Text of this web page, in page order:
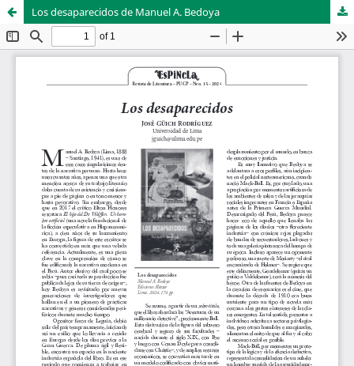
Los desaparecidos de Manuel A. Bedoya